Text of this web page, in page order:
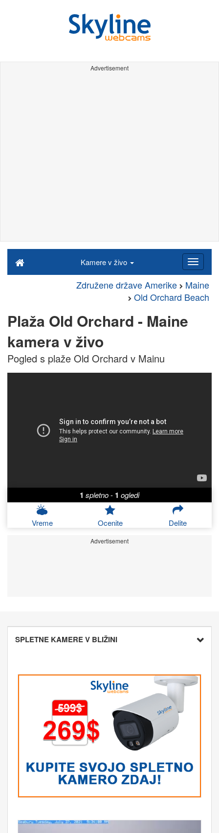
Advertisement
Kamere v živo
Združene države Amerike
Maine
Old Orchard Beach
Plaža Old Orchard - Maine
kamera v živo
Pogled s plaže Old Orchard v Mainu
1 spletno- 1 ogledi
Vreme Ocenite Delite
Advertisement
SPLETNE KAMERE V BLIŽINI